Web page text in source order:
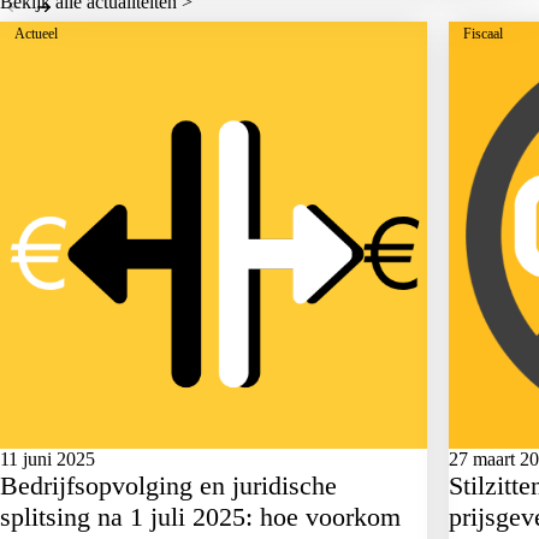
Actueel
11 juni 2025
Bedrijfsopvolging en juridische
splitsing na 1 juli 2025: hoe voorkom
Fiscaal
27 maart